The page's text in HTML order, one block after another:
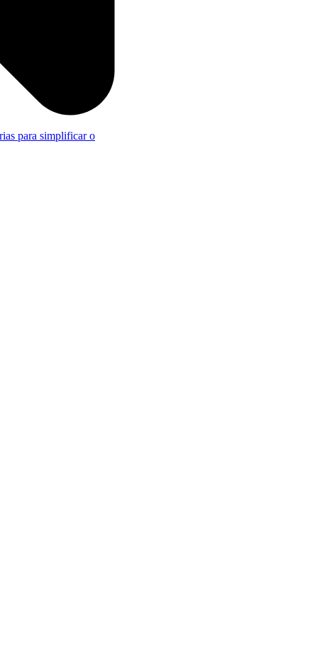
para simplificar o